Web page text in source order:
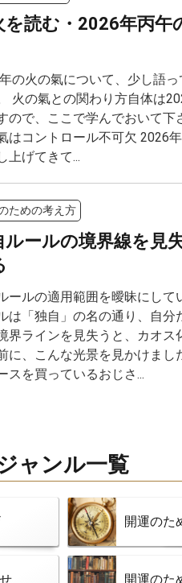
を読む・2026年丙午
の火の氣について、少し語
火の氣との関わり方自体は
ので、ここで学んでおいて下
はコントロール不可欠 2026
上げてきて...
ための考え方
ルールの境界線を見
ールの適用範囲を曖昧にして
は「独自」の名の通り、自分
界ラインを見失うと、カオス
に、こんな光景を見かけまし
スを買っているおじさ...
ャンル一覧
開運のた
開運のた